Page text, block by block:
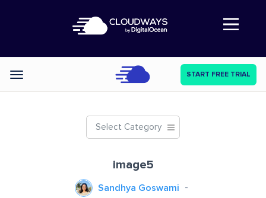
Abre a navegação
Categories START FREE TRIAL
Select Category
image5
Sandhya Goswami